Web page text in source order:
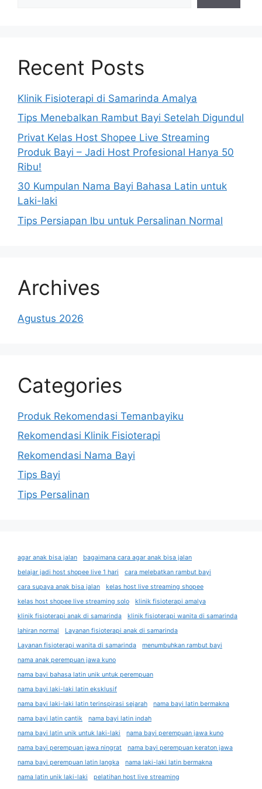
Recent Posts
Klinik Fisioterapi di Samarinda Amalya
Tips Menebalkan Rambut Bayi Setelah Digundul
Privat Kelas Host Shopee Live Streaming
Produk Bayi – Jadi Host Profesional Hanya 50
Ribu!
30 Kumpulan Nama Bayi Bahasa Latin untuk
Laki-laki
Tips Persiapan Ibu untuk Persalinan Normal
Archives
Agustus 2026
Categories
Produk Rekomendasi Temanbayiku
Rekomendasi Klinik Fisioterapi
Rekomendasi Nama Bayi
Tips Bayi
Tips Persalinan
agar anak bisa jalan
bagaimana cara agar anak bisa jalan
belajar jadi host shopee live 1 hari
cara melebatkan rambut bayi
cara supaya anak bisa jalan
kelas host live streaming shopee
kelas host shopee live streaming solo
klinik fisioterapi amalya
klinik fisioterapi anak di samarinda
klinik fisioterapi wanita di samarinda
lahiran normal
Layanan fisioterapi anak di samarinda
Layanan fisioterapi wanita di samarinda
menumbuhkan rambut bayi
nama anak perempuan jawa kuno
nama bayi bahasa latin unik untuk perempuan
nama bayi laki-laki latin eksklusif
nama bayi laki-laki latin terinspirasi sejarah
nama bayi latin bermakna
nama bayi latin cantik
nama bayi latin indah
nama bayi latin unik untuk laki-laki
nama bayi perempuan jawa kuno
nama bayi perempuan jawa ningrat
nama bayi perempuan keraton jawa
nama bayi perempuan latin langka
nama laki-laki latin bermakna
nama latin unik laki-laki
pelatihan host live streaming